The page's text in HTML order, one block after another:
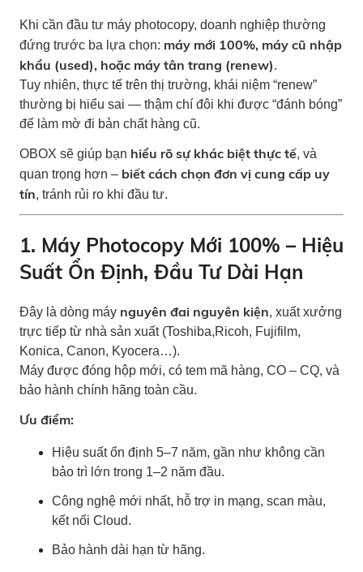
Khi cần đầu tư máy photocopy, doanh nghiệp thường
đứng trước ba lựa chọn: máy mới 100%, máy cũ nhập
khẩu (used), hoặc máy tân trang (renew).
Tuy nhiên, thực tế trên thị trường, khái niệm “renew”
thường bị hiểu sai — thậm chí đôi khi được “đánh bóng”
để làm mờ đi bản chất hàng cũ.
OBOX sẽ giúp bạn hiểu rõ sự khác biệt thực tế, và
quan trọng hơn – biết cách chọn đơn vị cung cấp uy
tín, tránh rủi ro khi đầu tư.
1. Máy Photocopy Mới 100% – Hiệu
Suất Ổn Định, Đầu Tư Dài Hạn
Đây là dòng máy nguyên đai nguyên kiện, xuất xưởng
trực tiếp từ nhà sản xuất (Toshiba,Ricoh, Fujifilm,
Konica, Canon, Kyocera…).
Máy được đóng hộp mới, có tem mã hàng, CO – CQ, và
bảo hành chính hãng toàn cầu.
Ưu điểm:
Hiệu suất ổn định 5–7 năm, gần như không cần
bảo trì lớn trong 1–2 năm đầu.
Công nghệ mới nhất, hỗ trợ in mạng, scan màu,
kết nối Cloud.
Bảo hành dài hạn từ hãng.